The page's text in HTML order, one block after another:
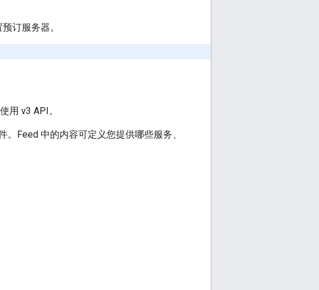
订服务器。
用 v3 API。
Feed 中的内容可定义您提供哪些服务、